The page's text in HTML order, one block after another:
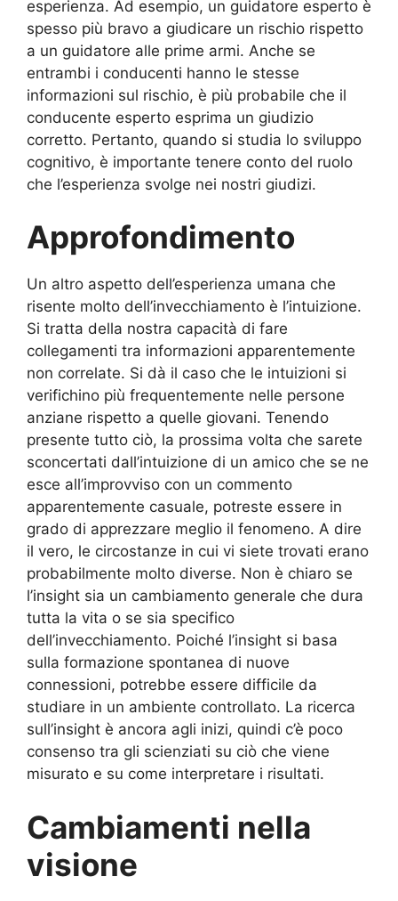
esperienza. Ad esempio, un guidatore esperto è
spesso più bravo a giudicare un rischio rispetto
a un guidatore alle prime armi. Anche se
entrambi i conducenti hanno le stesse
informazioni sul rischio, è più probabile che il
conducente esperto esprima un giudizio
corretto. Pertanto, quando si studia lo sviluppo
cognitivo, è importante tenere conto del ruolo
che l’esperienza svolge nei nostri giudizi.
Approfondimento
Un altro aspetto dell’esperienza umana che
risente molto dell’invecchiamento è l’intuizione.
Si tratta della nostra capacità di fare
collegamenti tra informazioni apparentemente
non correlate. Si dà il caso che le intuizioni si
verifichino più frequentemente nelle persone
anziane rispetto a quelle giovani. Tenendo
presente tutto ciò, la prossima volta che sarete
sconcertati dall’intuizione di un amico che se ne
esce all’improvviso con un commento
apparentemente casuale, potreste essere in
grado di apprezzare meglio il fenomeno. A dire
il vero, le circostanze in cui vi siete trovati erano
probabilmente molto diverse. Non è chiaro se
l’insight sia un cambiamento generale che dura
tutta la vita o se sia specifico
dell’invecchiamento. Poiché l’insight si basa
sulla formazione spontanea di nuove
connessioni, potrebbe essere difficile da
studiare in un ambiente controllato. La ricerca
sull’insight è ancora agli inizi, quindi c’è poco
consenso tra gli scienziati su ciò che viene
misurato e su come interpretare i risultati.
Cambiamenti nella
visione